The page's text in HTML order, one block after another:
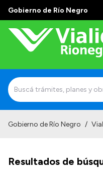
Gobierno de Río Negro
Funciones
Gobierno de Río Negro /
Resultados de